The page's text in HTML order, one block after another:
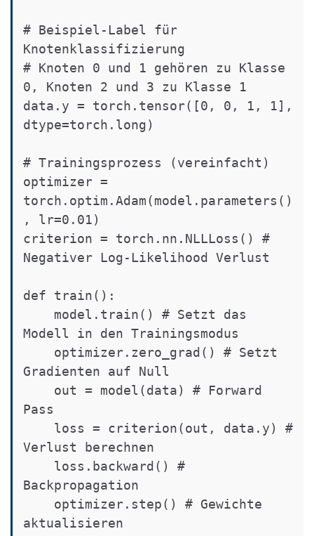
# Beispiel-Label für
Knotenklassifizierung
# Knoten 0 und 1 gehören zu Klasse
0, Knoten 2 und 3 zu Klasse 1
data.y = torch.tensor([0, 0, 1, 1],
dtype=torch.long)
# Trainingsprozess (vereinfacht)
optimizer =
torch.optim.Adam(model.parameters()
, lr=0.01)
criterion = torch.nn.NLLLoss() #
Negativer Log-Likelihood Verlust
def train():
Modell in den Trainingsmodus
Gradienten auf Null
Pass
Verlust berechnen
Backpropagation
aktualisieren